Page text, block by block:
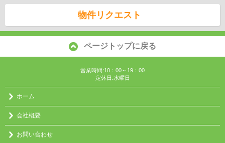
物件リクエスト
ページトップに戻る
営業時間:10：00～19：00
定休日:水曜日
ホーム
会社概要
お問い合わせ